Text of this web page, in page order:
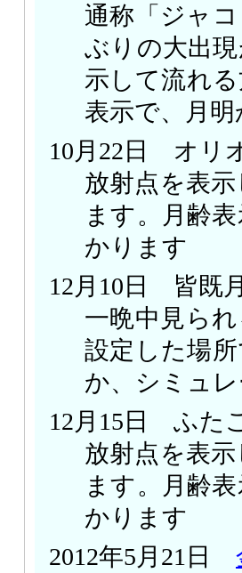
通称「ジャ
ぶりの大出
示して流れ
表示で、月
10月22日 オリ
放射点を表
ます。月齢
かります
12月10日 皆既
一晩中見ら
設定した場
か、シミュ
12月15日 ふた
放射点を表
ます。月齢
かります
2012年5月21日